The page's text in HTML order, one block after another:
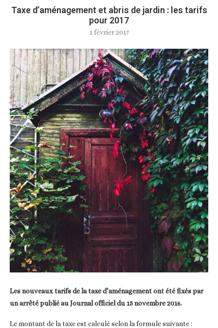
Taxe d’aménagement et abris de jardin : les tarifs
pour 2017
1 février 2017
Les nouveaux tarifs de la taxe d’aménagement ont été fixés par
un arrêté publié au Journal officiel du 15 novembre 2016.
Le montant de la taxe est calculé selon la formule suivante :